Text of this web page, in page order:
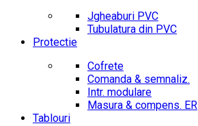
Jgheaburi PVC
Tubulatura din PVC
Protectie
Cofrete
Comanda & semnaliz.
Intr. modulare
Masura & compens. ER
Tablouri